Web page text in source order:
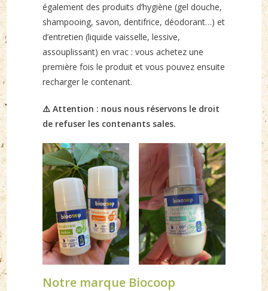
également des produits d’hygiène (gel douche,
shampooing, savon, dentifrice, déodorant…) et
d’entretien (liquide vaisselle, lessive,
assouplissant) en vrac : vous achetez une
première fois le produit et vous pouvez ensuite
recharger le contenant.
⚠️ Attention : nous nous réservons le droit
de refuser les contenants sales.
Notre marque Biocoop